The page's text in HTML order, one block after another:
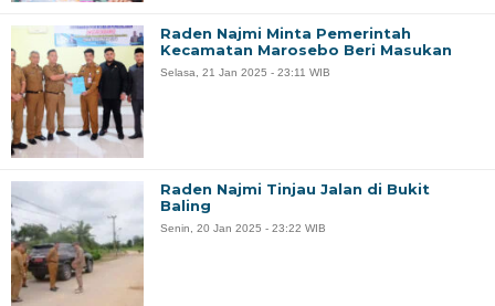
Raden Najmi Minta Pemerintah
Kecamatan Marosebo Beri Masukan
Selasa, 21 Jan 2025 - 23:11 WIB
Raden Najmi Tinjau Jalan di Bukit
Baling
Senin, 20 Jan 2025 - 23:22 WIB